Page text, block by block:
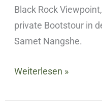
Black Rock
private Bootstour in
Samet Nangshe.
Weiterlesen »